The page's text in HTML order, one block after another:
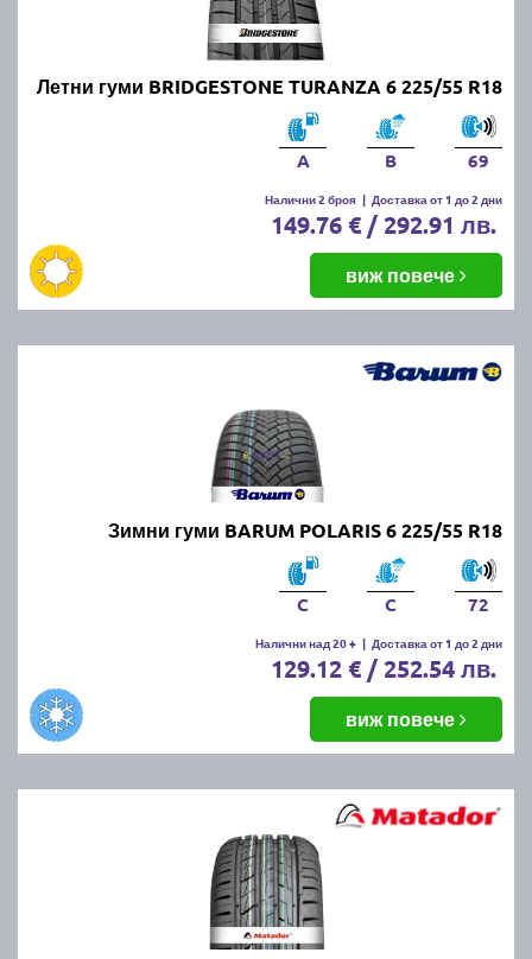
Летни гуми BRIDGESTONE TURANZA 6 225/55 R18
A B 69
Налични 2 броя | Доставка от 1 до 2 дни
149.76 € / 292.91 лв.
виж повече
Зимни гуми BARUM POLARIS 6 225/55 R18
C C 72
Налични над 20 + | Доставка от 1 до 2 дни
129.12 € / 252.54 лв.
виж повече